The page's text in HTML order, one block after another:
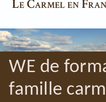
WE de
famille